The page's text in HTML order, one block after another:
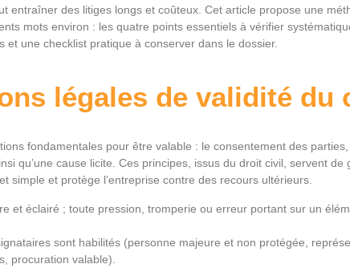
entraîner des litiges longs et coûteux. Cet article propose une
mots environ : les quatre points essentiels à vérifier
et une checklist pratique à conserver dans le dossier.
légales de validité du
fondamentales pour être valable : le consentement des
qu’une cause licite. Ces principes, issus du droit civil, servent de
simple et protège l’entreprise contre des recours ultérieurs.
et éclairé ; toute pression, tromperie ou erreur portant sur un
sont habilités (personne majeure et non protégée,
procuration valable).